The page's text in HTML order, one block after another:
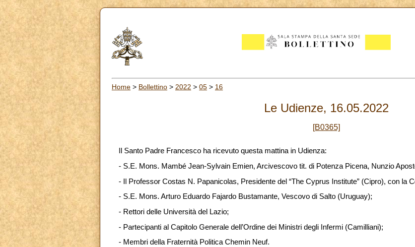
Home > Bollettino > 2022 > 05 > 16
Le Udienze, 16.05.2022
[B0365]
Il Santo Padre Francesco ha ricevuto questa mattina in Udienza:
- S.E. Mons. Mambé Jean-Sylvain Emien, Arcivescovo tit. di Potenza Picena, Nunzio
- Il Professor Costas N. Papanicolas, Presidente del “The Cyprus Institute” (Cipro), con la
- S.E. Mons. Arturo Eduardo Fajardo Bustamante, Vescovo di Salto (Uruguay);
- Rettori delle Università del Lazio;
- Partecipanti al Capitolo Generale dell’Ordine dei Ministri degli Infermi (Camilliani);
- Membri della Fraternità Politica Chemin Neuf.